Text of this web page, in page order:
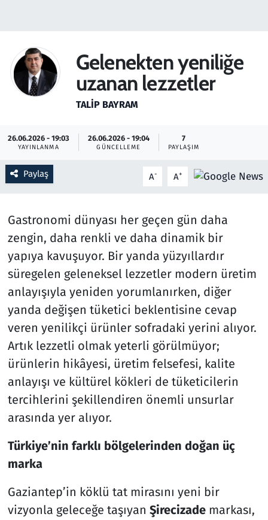
Gelenekten yeniliğe
uzanan lezzetler
TALIP BAYRAM
26.06.2026 - 19:03
YAYINLANMA
26.06.2026 - 19:04
GÜNCELLEME
7
PAYLAŞIM
Paylaş A- A+
Gastronomi dünyası her geçen gün daha
zengin, daha renkli ve daha dinamik bir
yapıya kavuşuyor. Bir yanda yüzyıllardır
süregelen geleneksel lezzetler modern üretim
anlayışıyla yeniden yorumlanırken, diğer
yanda değişen tüketici beklentisine cevap
veren yenilikçi ürünler sofradaki yerini alıyor.
Artık lezzetli olmak yeterli görülmüyor;
ürünlerin hikâyesi, üretim felsefesi, kalite
anlayışı ve kültürel kökleri de tüketicilerin
tercihlerini şekillendiren önemli unsurlar
arasında yer alıyor.
Türkiye’nin farklı bölgelerinden doğan üç
marka
Gaziantep’in köklü tat mirasını yeni bir
vizyonla geleceğe taşıyan Şirecizademarkası,
Haber
Kültür Sanat
Lezzet Durağı
Memur ve Kamu
Oyun
Ramazan
Resmi İlanlar
Rüya Tabirleri
Sağlık
Savunma Sanayi
Seçim 2023
Spor
Televizyon